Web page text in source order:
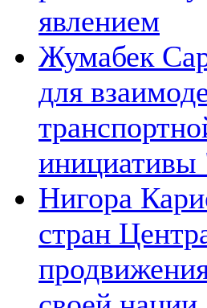
явлением
Жумабек
для
инициативы
Нигора
стран